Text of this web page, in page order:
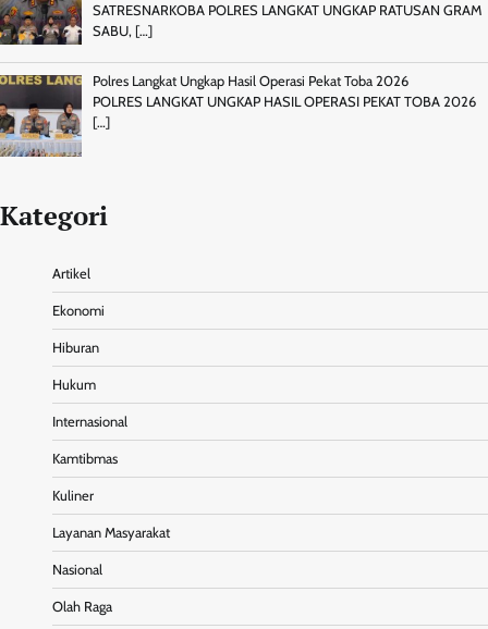
SATRESNARKOBA POLRES LANGKAT UNGKAP RATUSAN GRAM
SABU, […]
Polres Langkat Ungkap Hasil Operasi Pekat Toba 2026
POLRES LANGKAT UNGKAP HASIL OPERASI PEKAT TOBA 2026
[…]
Kategori
Artikel
Ekonomi
Hiburan
Hukum
Internasional
Kamtibmas
Kuliner
Layanan Masyarakat
Nasional
Olah Raga